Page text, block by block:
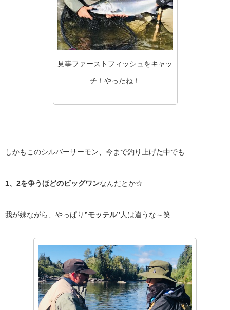
見事ファーストフィッシュをキャッ
チ！やったね！
しかもこのシルバーサーモン、今まで釣り上げた中でも
1、2を争うほどのビッグワンなんだとか☆
我が妹ながら、やっぱり ”モッテル” 人は違うな～笑